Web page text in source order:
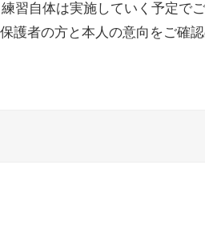
習自体は実施していく予定でご
護者の方と本人の意向をご確